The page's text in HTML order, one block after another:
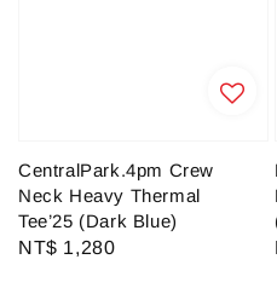
CentralPark.4pm Crew
Neck Heavy Thermal
Tee’25 (Dark Blue)
Regular
NT$ 1,280